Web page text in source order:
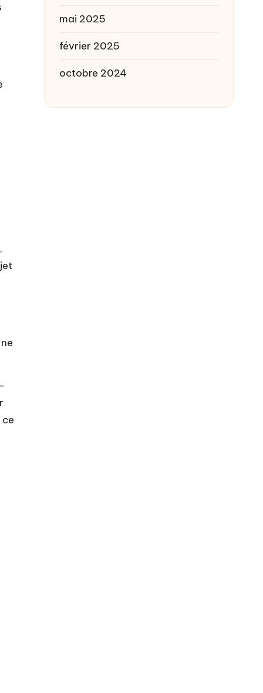
mai 2025
février 2025
octobre 2024